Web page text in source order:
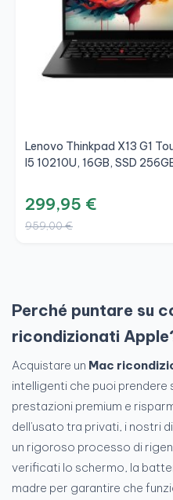
Lenovo Thinkpad X13 G1
I5 10210U, 16GB, SSD
299,95 €
959,00 €
Perché puntare su
ricondizionati
Acquistare un Mac
intelligenti che puoi prendere
prestazioni premium e
dell'usato tra privati, i nostri
un rigoroso processo di
verificati lo schermo, la
madre per garantire che